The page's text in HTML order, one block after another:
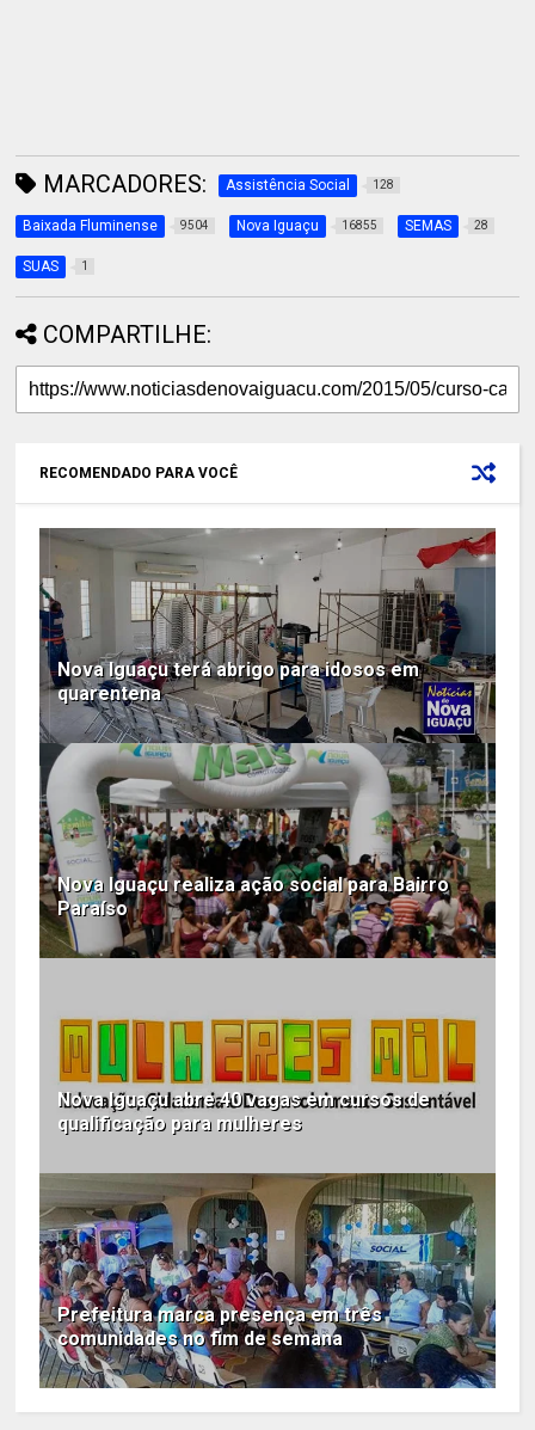
MARCADORES: Assistência Social 128
Baixada Fluminense 9504 Nova Iguaçu 16855 SEMAS 28
SUAS 1
COMPARTILHE:
RECOMENDADO PARA VOCÊ
Nova Iguaçu terá abrigo para idosos em
quarentena
Nova Iguaçu realiza ação social para Bairro
Paraíso
Nova Iguaçu abre 40 vagas em cursos de
qualificação para mulheres
Prefeitura marca presença em três
comunidades no fim de semana